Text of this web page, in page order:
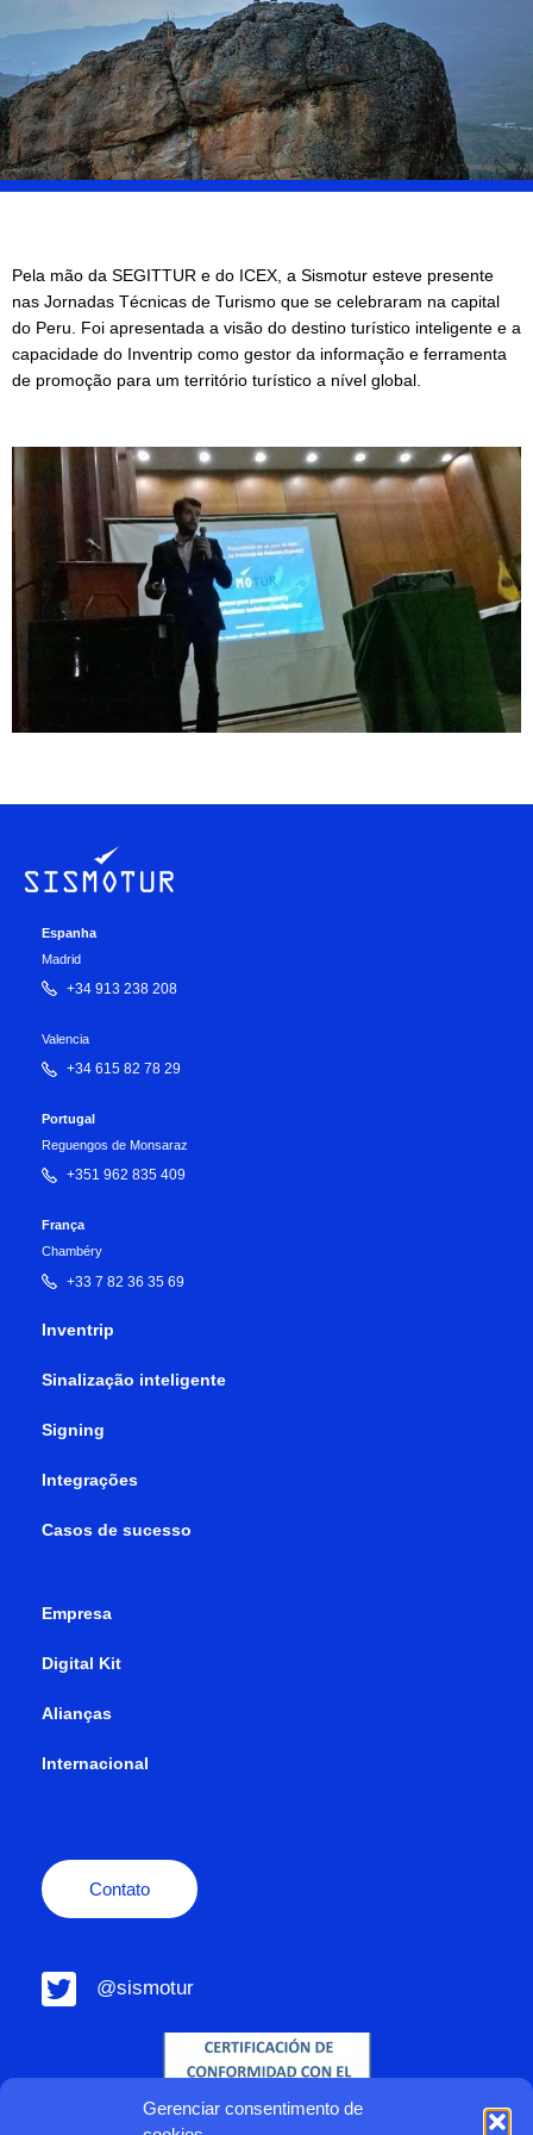
Gerenciar consentimento de
Pela mão da SEGITTUR e do ICEX, a Sismotur esteve presente
nas Jornadas Técnicas de Turismo que se celebraram na capital
do Peru. Foi apresentada a visão do destino turístico inteligente e a
capacidade do Inventrip como gestor da informação e ferramenta
de promoção para um território turístico a nível global.
Espanha
Madrid
+34 913 238 208
Valencia
+34 615 82 78 29
Portugal
Reguengos de Monsaraz
+351 962 835 409
França
Chambéry
+33 7 82 36 35 69
Inventrip
Sinalização inteligente
Signing
Integrações
Casos de sucesso
Empresa
Digital Kit
Alianças
Internacional
Contato
@sismotur